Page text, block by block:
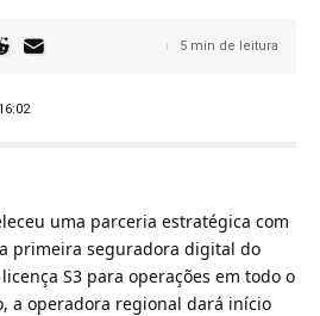
5 min de leitura
uma parceria estratégica com
primeira seguradora digital do
S3 para operações em todo o
a operadora regional dará início